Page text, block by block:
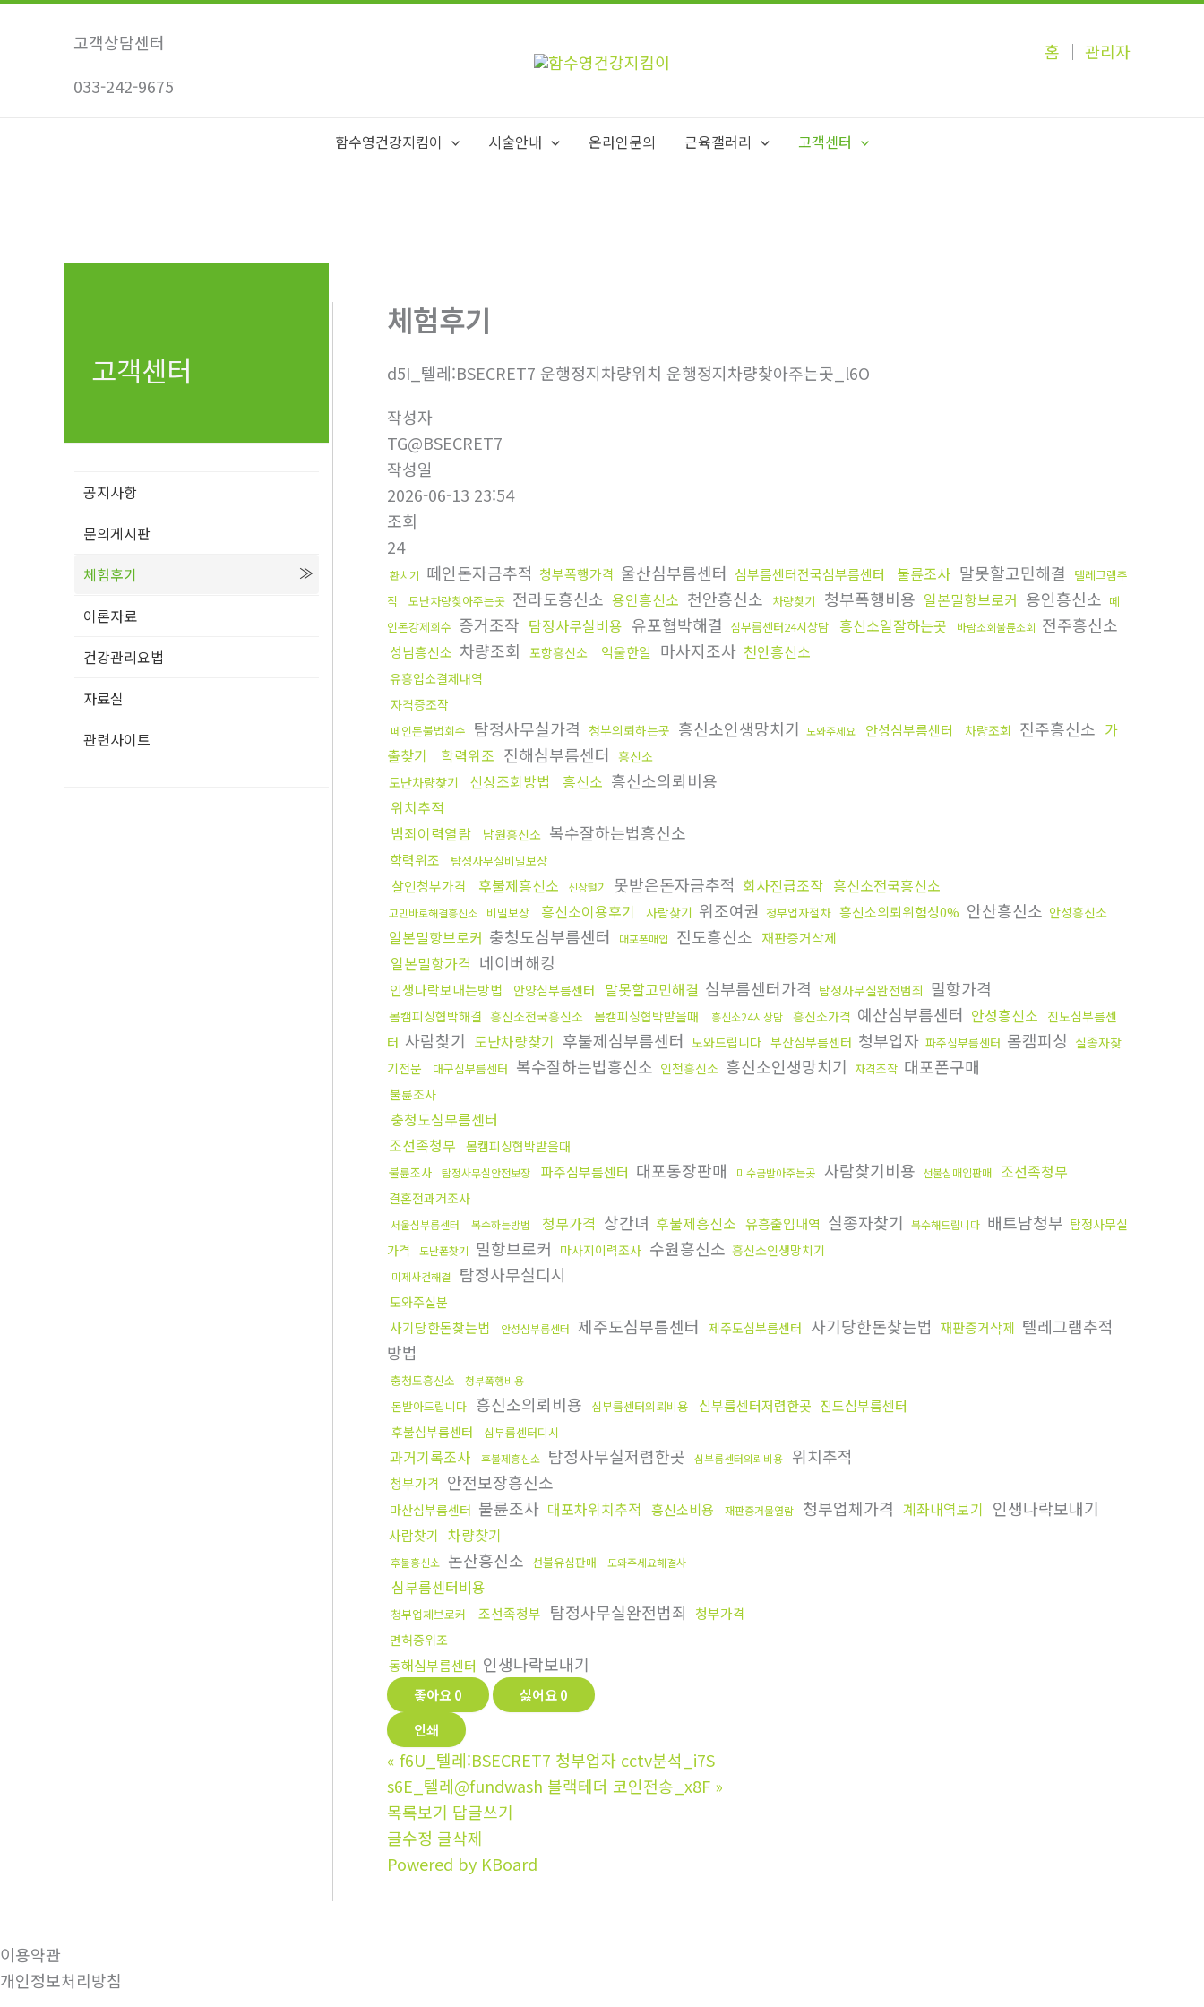
콘
고객상담센터
033-242-9675
홈 │ 관리자
함수영건강지킴이 시술안내 온라인문의 근육갤러리 고객센터
고객센터
공지사항
문의게시판
체험후기
이론자료
건강관리요법
자료실
관련사이트
체험후기
d5I_텔레:BSECRET7 운행정지차량위치 운행정지차량찾아주는곳_l6O
작성자
TG@BSECRET7
작성일
2026-06-13 23:54
조회
24
환치기 떼인돈자금추적 청부폭행가격 울산심부름센터 심부름센터전국심부름센터 불륜조사 말못할고민해결
텔레그램추
적
도난차량찾아주는곳 전라도흥신소 용인흥신소 천안흥신소 차량찾기 청부폭행비용 일본밀항브로커 용인흥신소 떼
인돈강제회수 증거조작 탐정사무실비용 유포협박해결 심부름센터24시상담 흥신소일잘하는곳 바람조회불륜조회 전주흥신소
성남흥신소 차량조회 포항흥신소 억울한일 마사지조사 천안흥신소
유흥업소결제내역
자격증조작
떼인돈불법회수 탐정사무실가격 청부의뢰하는곳 흥신소인생망치기 도와주세요 안성심부름센터 차량조회 진주흥신소 가
출찾기
학력위조 진해심부름센터 흥신소
도난차량찾기
신상조회방법 흥신소 흥신소의뢰비용
위치추적
범죄이력열람
남원흥신소 복수잘하는법흥신소
학력위조 탐정사무실비밀보장
살인청부가격 후불제흥신소 신상털기 못받은돈자금추적 회사진급조작 흥신소전국흥신소
고민바로해결흥신소 비밀보장 흥신소이용후기 사람찾기 위조여권 청부업자절차 흥신소의뢰위험성0% 안산흥신소 안성흥신소
일본밀항브로커 충청도심부름센터 대포폰매입 진도흥신소 재판증거삭제
일본밀항가격 네이버해킹
인생나락보내는방법 안양심부름센터 말못할고민해결 심부름센터가격 탐정사무실완전범죄 밀항가격
몸캠피싱협박해결 흥신소전국흥신소 몸캠피싱협박받을때 흥신소24시상담 흥신소가격 예산심부름센터 안성흥신소 진도심부름센
터 사람찾기 도난차량찾기 후불제심부름센터 도와드립니다 부산심부름센터 청부업자 파주심부름센터 몸캠피싱 실종자찾
기전문
대구심부름센터 복수잘하는법흥신소 인천흥신소 흥신소인생망치기 자격조작 대포폰구매
불륜조사
충청도심부름센터
조선족청부 몸캠피싱협박받을때
불륜조사 탐정사무실안전보장 파주심부름센터 대포통장판매 미수금받아주는곳 사람찾기비용 선불심매입판매 조선족청부
결혼전과거조사
서울심부름센터 복수하는방법 청부가격 상간녀 후불제흥신소 유흥출입내역 실종자찾기 복수해드립니다 배트남청부 탐정사무실
가격
도난폰찾기 밀항브로커 마사지이력조사 수원흥신소 흥신소인생망치기
미제사건해결 탐정사무실디시
도와주실분
사기당한돈찾는법 안성심부름센터 제주도심부름센터 제주도심부름센터 사기당한돈찾는법 재판증거삭제 텔레그램추적
방법
충청도흥신소 청부폭행비용
돈받아드립니다 흥신소의뢰비용 심부름센터의뢰비용 심부름센터저렴한곳 진도심부름센터
후불심부름센터 심부름센터디시
과거기록조사 후불제흥신소 탐정사무실저렴한곳 심부름센터의뢰비용 위치추적
청부가격 안전보장흥신소
마산심부름센터 불륜조사 대포차위치추적 흥신소비용 재판증거물열람 청부업체가격 계좌내역보기 인생나락보내기
사람찾기 차량찾기
후불흥신소 논산흥신소 선불유심판매 도와주세요해결사
심부름센터비용
청부업체브로커 조선족청부 탐정사무실완전범죄 청부가격
면허증위조
동해심부름센터 인생나락보내기
좋아요0 싫어요0
인쇄
« f6U_텔레:BSECRET7 청부업자 cctv분석_i7S
s6E_텔레@fundwash 블랙테더 코인전송_x8F »
목록보기 답글쓰기
글수정 글삭제
Powered by KBoard
이용약관
개인정보처리방침